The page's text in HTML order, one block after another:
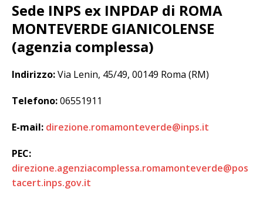
Sede INPS ex INPDAP di ROMA
MONTEVERDE GIANICOLENSE
(agenzia complessa)
Indirizzo:Via Lenin, 45/49, 00149 Roma (RM)
Telefono:06551911
E-mail: direzione.romamonteverde@inps.it
PEC:
direzione.agenziacomplessa.romamonteverde@pos
tacert.inps.gov.it